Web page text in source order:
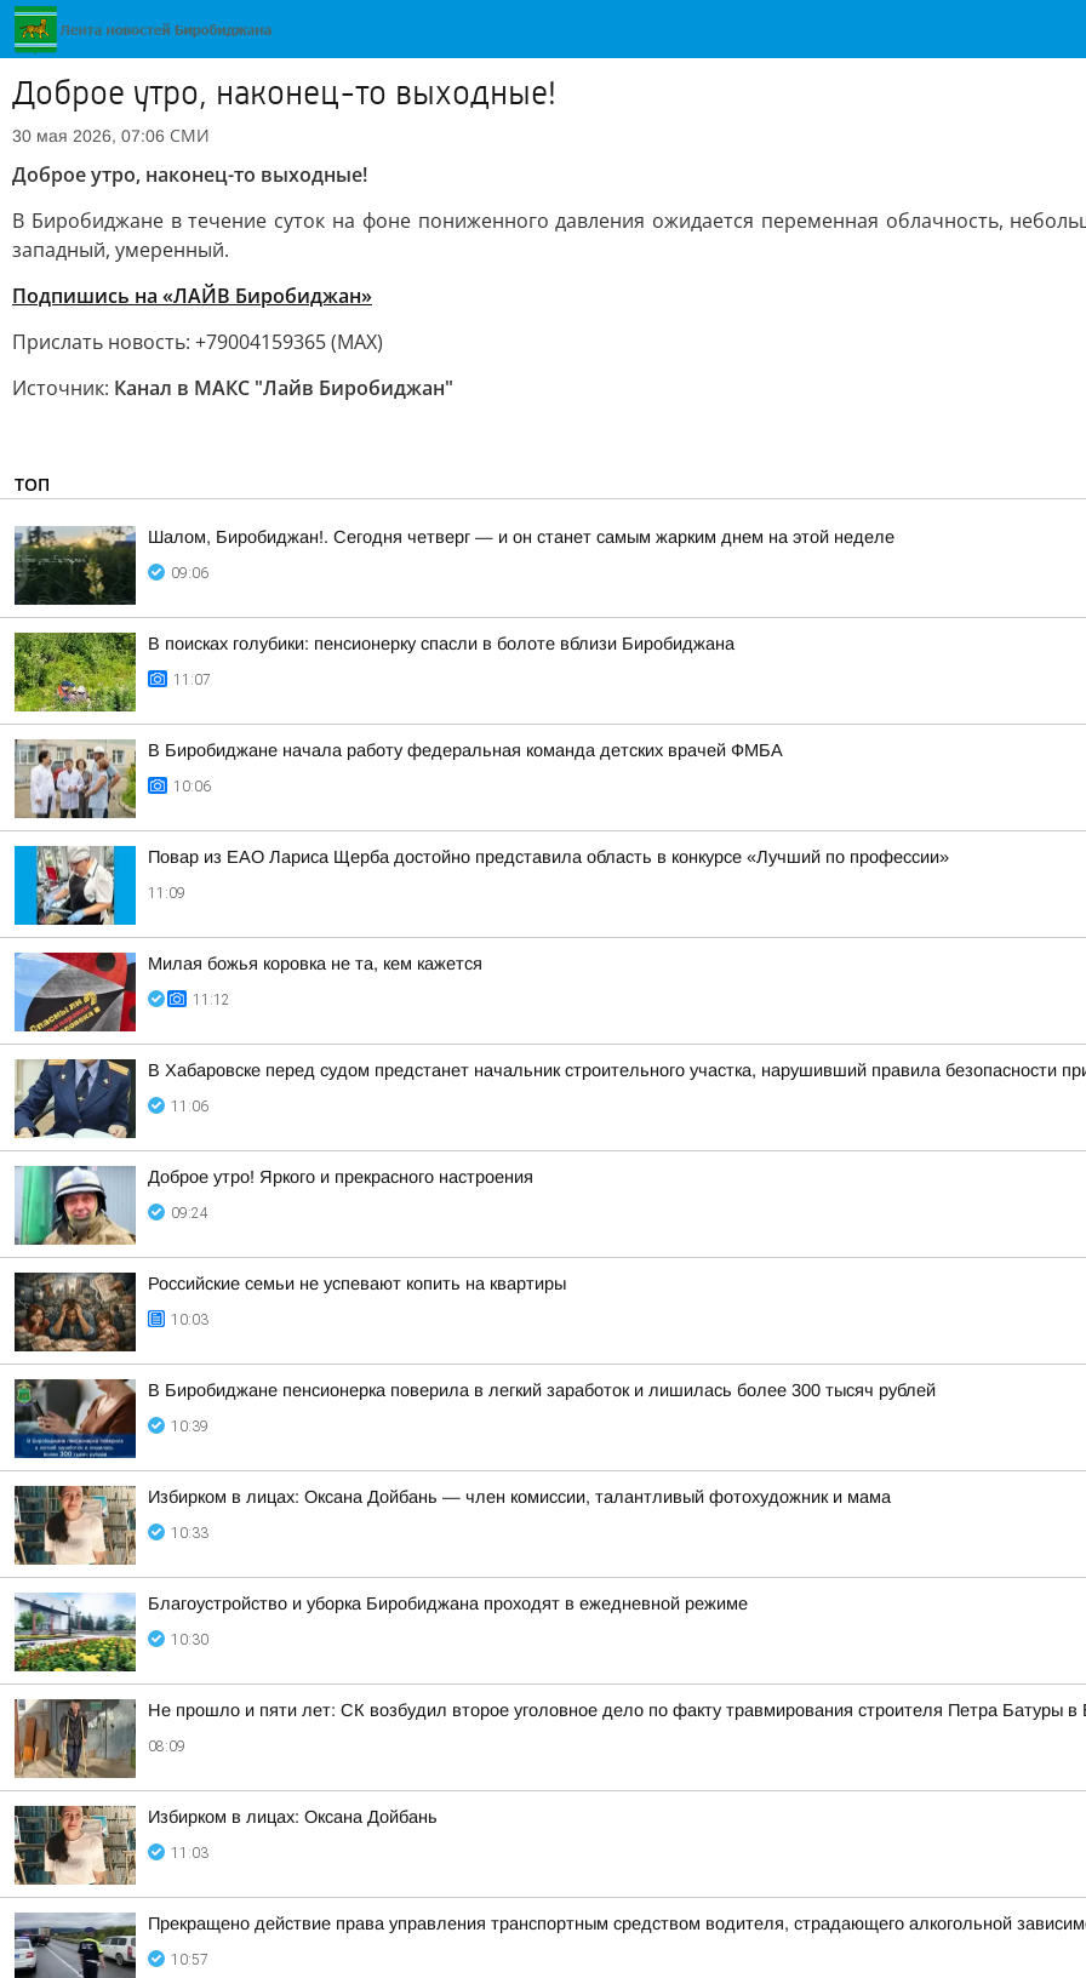
Доброе утро, наконец-то выходные!
30 мая 2026, 07:06 СМИ
Доброе утро, наконец-то выходные!
В Биробиджане в течение суток на фоне пониженного давления ожидается переменная облачность,
западный, умеренный.
Подпишись на «ЛАЙВ Биробиджан»
Прислать новость: +79004159365 (МАХ)
Источник: Канал в МАКС "Лайв Биробиджан"
ТОП
Шалом, Биробиджан!. Сегодня четверг — и он станет самым жарким днем на этой неделе
09:06
В поисках голубики: пенсионерку спасли в болоте вблизи Биробиджана
11:07
В Биробиджане начала работу федеральная команда детских врачей ФМБА
10:06
Повар из ЕАО Лариса Щерба достойно представила область в конкурсе «Лучший по профессии»
11:09
Милая божья коровка не та, кем кажется
11:12
В Хабаровске перед судом предстанет начальник строительного участка, нарушивший правила безопасности
11:06
Доброе утро! Яркого и прекрасного настроения
09:24
Российские семьи не успевают копить на квартиры
10:03
В Биробиджане пенсионерка поверила в легкий заработок и лишилась более 300 тысяч рублей
10:39
Избирком в лицах: Оксана Дойбань — член комиссии, талантливый фотохудожник и мама
10:33
Благоустройство и уборка Биробиджана проходят в ежедневной режиме
10:30
Не прошло и пяти лет: СК возбудил второе уголовное дело по факту травмирования строителя Петра Батуры
08:09
Избирком в лицах: Оксана Дойбань
11:03
Прекращено действие права управления транспортным средством водителя, страдающего алкогольной
10:57